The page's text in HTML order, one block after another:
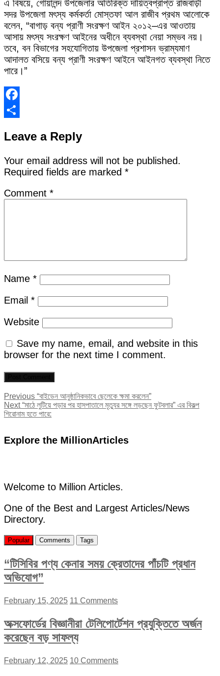
এ বিষয়ে, গোয়ালন্দ উপজেলার অতিরিক্ত দায়িত্বপ্রাপ্ত রাজবাড়ী
সদর উপজেলা মৎস্য কর্মকর্তা মোস্তফা আল রাজীব প্রথম আলোকে
বলেন, “বাগাড় বন্য প্রাণী সংরক্ষণ আইন ২০১২–এর আওতায়
আসায় মৎস্য সংরক্ষণ আইনের অধীনে ব্যবস্থা নেয়া সম্ভব নয়।
তবে, বন বিভাগের সহযোগিতায় উপজেলা প্রশাসন ভ্রাম্যমাণ
আদালত বসিয়ে বন্য প্রাণী সংরক্ষণ আইনে আইনগত ব্যবস্থা নিতে
পারে।”
Facebook
Leave a Reply
Your email address will not be published.
Required fields are marked *
Comment *
Name *
Email *
Website
Save my name, email, and website in this
browser for the next time I comment.
Post
navigation
Previous Previous
post:
“বাইডেন আনুষ্ঠানিকভাবে ছেলেকে ক্ষমা করলেন”
Next Next
post:
“মাঠে লুটিয়ে পড়ার পর হাসপাতালে মৃত্যুর সঙ্গে লড়ছেন ফুটবলার” এর বিকল্প
শিরোনাম হতে পারে:
Explore the MillionArticles
Welcome to Million Articles.
One of the Best and Largest Articles/News
Directory.
Popular Comments Tags
“টিসিবির পণ্য কেনার সময় ক্রেতাদের পাঁচটি প্রধান
অভিযোগ”
February 15, 2025 11 Comments
অক্সফোর্ডের বিজ্ঞানীরা টেলিপোর্টেশন প্রযুক্তিতে অর্জন
করেছেন বড় সাফল্য
February 12, 2025 10 Comments